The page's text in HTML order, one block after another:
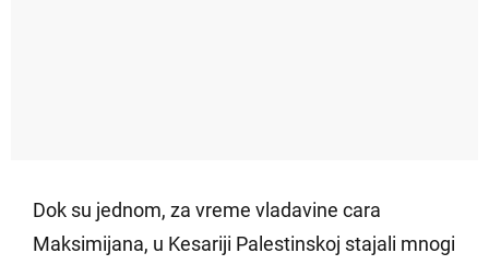
Dok su jednom, za vreme vladavine cara
Maksimijana, u Kesariji Palestinskoj stajali mnogi